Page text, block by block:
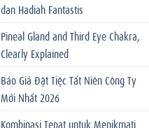
dan Hadiah Fantastis
Pineal Gland and Third Eye Chakra,
Clearly Explained
Báo Giá Đặt Tiệc Tất Niên Công Ty
Mới Nhất 2026
Kombinasi Tepat untuk Menikmati